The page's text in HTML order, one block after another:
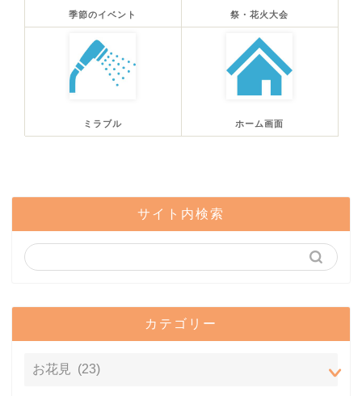
季節のイベント 祭・花火大会
ミラブル ホーム画面
サイト内検索
カテゴリー